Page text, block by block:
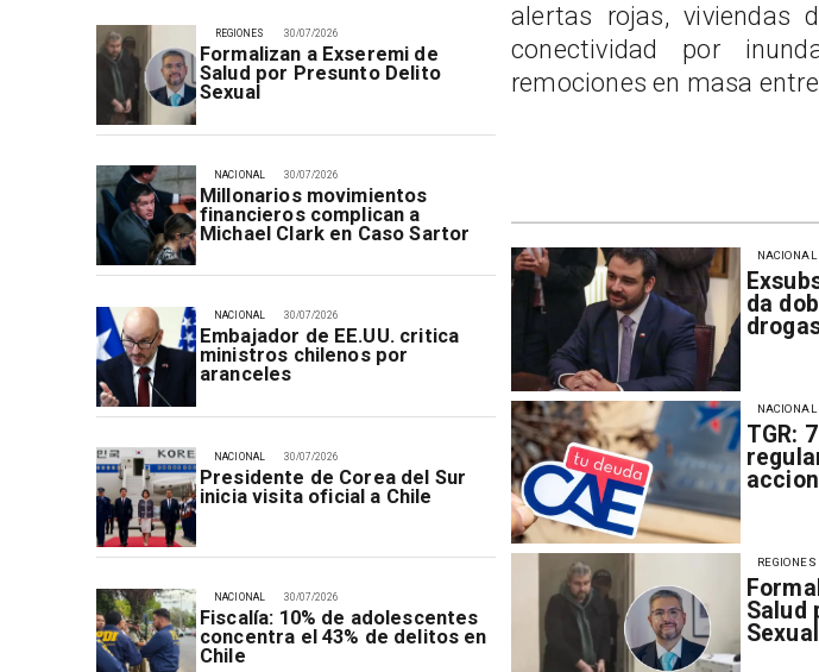
30/07/2026
Formalizan a Exseremi de
Salud por Presunto Delito
Sexual
REGIONES
30/07/2026
Millonarios movimientos
financieros complican a
Michael Clark en Caso Sartor
NACIONAL
30/07/2026
Embajador de EE.UU. critica
ministros chilenos por
aranceles
NACIONAL
30/07/2026
Presidente de Corea del Sur
inicia visita oficial a Chile
NACIONAL
30/07/2026
Fiscalía: 10% de adolescentes
concentra el 43% de delitos en
Chile
NACIONAL
da
NACIONAL
TGR:
NACIONAL
Salud
Sexual
REGIONES
alertas rojas, viviendas
conectividad por
remociones en masa